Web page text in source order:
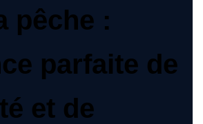
pêche :
parfaite de
et de